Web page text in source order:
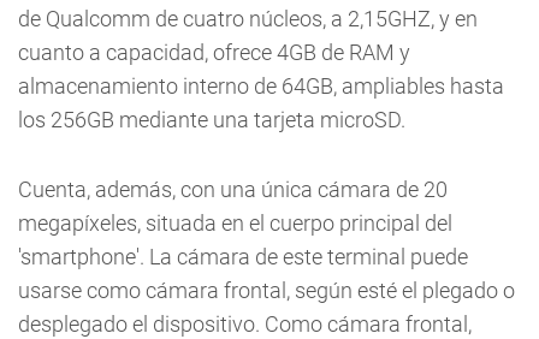
de Qualcomm de cuatro núcleos, a 2,15GHZ, y en
cuanto a capacidad, ofrece 4GB de RAM y
almacenamiento interno de 64GB, ampliables hasta
los 256GB mediante una tarjeta microSD.
Cuenta, además, con una única cámara de 20
megapíxeles, situada en el cuerpo principal del
'smartphone'. La cámara de este terminal puede
usarse como cámara frontal, según esté el plegado o
desplegado el dispositivo. Como cámara frontal,